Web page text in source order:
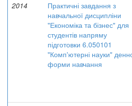
2014
Практичні завдання з
навчальної дисципліни
"Економіка та бізнес" для
студентів напряму
підготовки 6.050101
"Комп'ютерні науки"
форми навчання